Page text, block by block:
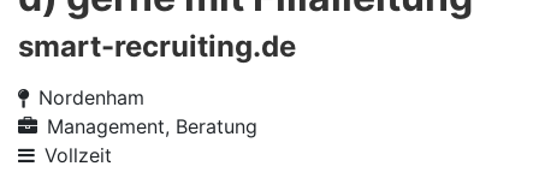
smart-recruiting.de
Nordenham
Management, Beratung
Vollzeit